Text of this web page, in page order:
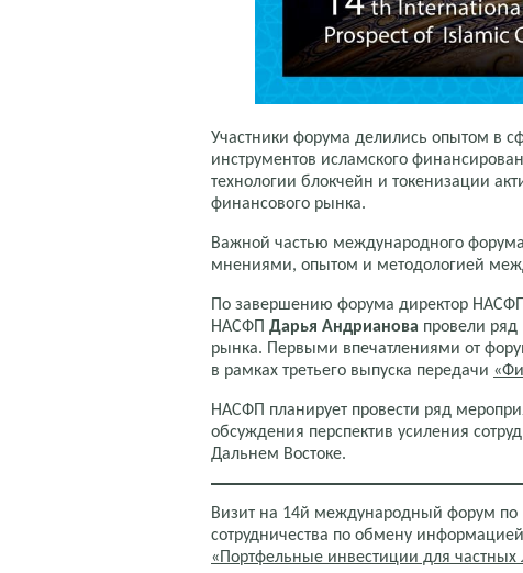
Участники форума делились опытом в
инструментов исламского
технологии блокчейн и токенизации
финансового рынка.
Важной частью международного
мнениями, опытом и методологией
По завершению форума директор НАСФП
НАСФП Дарья Андрианова провели ряд
рынка. Первыми впечатлениями от
в рамках третьего выпуска передачи
НАСФП планирует провести ряд
обсуждения перспектив усиления
Дальнем Востоке.
Визит на 14й международный форум
сотрудничества по обмену
«Портфельные инвестиции для частных